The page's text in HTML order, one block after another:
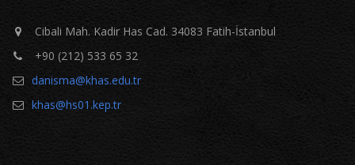
Cibali Mah. Kadir Has Cad. 34083 Fatih-İstanbul
+90 (212) 533 65 32
danisma@khas.edu.tr
khas@hs01.kep.tr